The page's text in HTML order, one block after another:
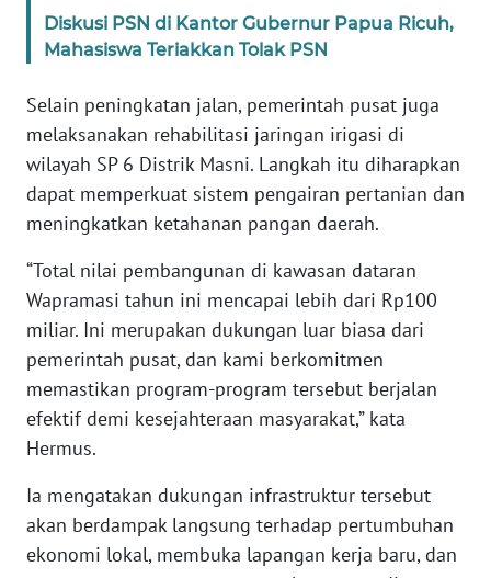
Diskusi PSN di Kantor Gubernur Papua Ricuh,
Mahasiswa Teriakkan Tolak PSN
Selain peningkatan jalan, pemerintah pusat juga
melaksanakan rehabilitasi jaringan irigasi di
wilayah SP 6 Distrik Masni. Langkah itu diharapkan
dapat memperkuat sistem pengairan pertanian dan
meningkatkan ketahanan pangan daerah.
“Total nilai pembangunan di kawasan dataran
Wapramasi tahun ini mencapai lebih dari Rp100
miliar. Ini merupakan dukungan luar biasa dari
pemerintah pusat, dan kami berkomitmen
memastikan program-program tersebut berjalan
efektif demi kesejahteraan masyarakat,” kata
Hermus.
Ia mengatakan dukungan infrastruktur tersebut
akan berdampak langsung terhadap pertumbuhan
ekonomi lokal, membuka lapangan kerja baru, dan
WN
JABAR
WN
BANTEN
NTT
WN
PAPUA
WN
PAPUA
WN
RIAU